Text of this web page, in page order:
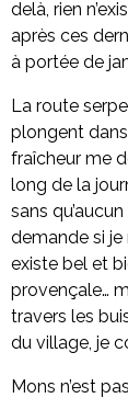
delà, rien
après ces
à portée de
La route
plongent
fraîcheur me
long de la
sans
demande si
existe bel et
provençale…
travers les
du village, je
Mons n’est